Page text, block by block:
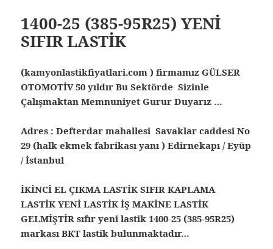
1400-25 (385-95R25) YENİ
SIFIR LASTİK
(kamyonlastikfiyatlari.com ) firmamız GÜLSER
OTOMOTİV 50 yıldır Bu Sektörde Sizinle
Çalışmaktan Memnuniyet Gurur Duyarız …
Adres : Defterdar mahallesi Savaklar caddesi No
29 (halk ekmek fabrikası yanı ) Edirnekapı / Eyüp
/ İstanbul
İKİNCİ EL ÇIKMA LASTİK SIFIR KAPLAMA
LASTİK YENİ LASTİK İŞ MAKİNE LASTİK
GELMİŞTİR sıfır yeni lastik 1400-25 (385-95R25)
markası BKT lastik bulunmaktadır…